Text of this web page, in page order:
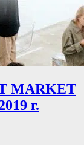
MARKET
г.